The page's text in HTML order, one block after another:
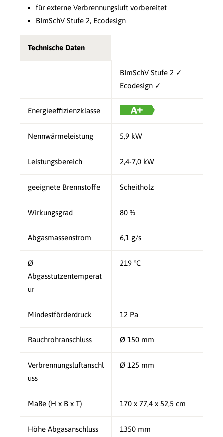
für externe Verbrennungsluft vorbereitet
BImSchV Stufe 2, Ecodesign
Technische Daten
BImSchV Stufe 2 ✓
Ecodesign ✓
Energieeffizienzklasse
Nennwärmeleistung 5,9 kW
Leistungsbereich 2,4-7,0 kW
geeignete Brennstoffe Scheitholz
Wirkungsgrad 80 %
Abgasmassenstrom 6,1 g/s
Ø
Abgasstutzentemperat
ur
219 °C
Mindestförderdruck 12 Pa
Rauchrohranschluss Ø 150 mm
Verbrennungsluftanschl
uss
Ø 125 mm
Maße (H x B x T) 170 x 77,4 x 52,5 cm
Höhe Abgasanschluss
1350 mm